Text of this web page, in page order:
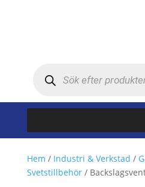
Hem / Industri & Verkstad /
Svetstillbehör/